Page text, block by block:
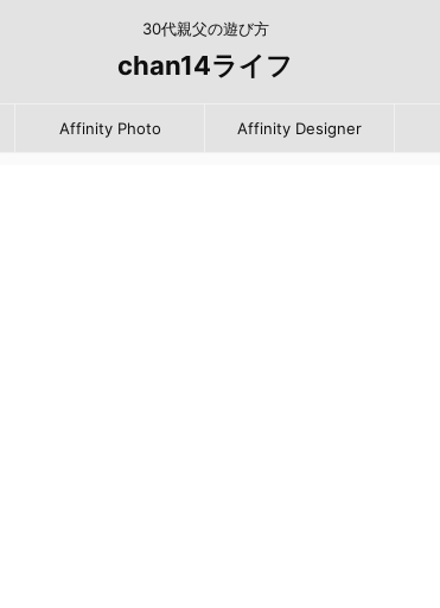
30代親父の遊び方
chan14ライフ
Affinity Photo Affinity Designer